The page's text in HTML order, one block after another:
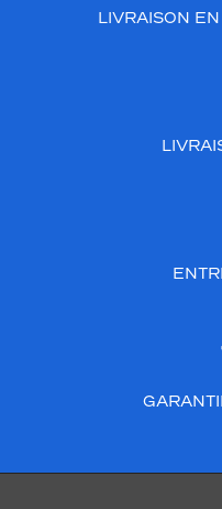
LIVRAISON